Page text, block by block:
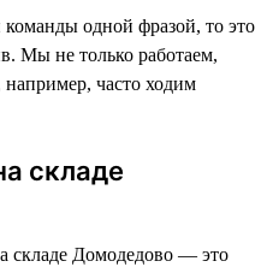
одной фразой, то это
Мы не только работаем,
например, часто ходим
складе
складе Домодедово — это